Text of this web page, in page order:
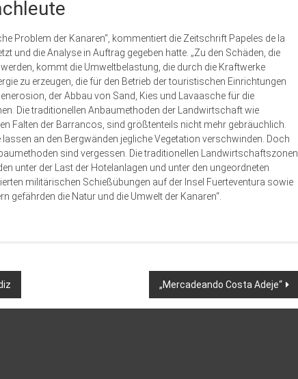
Problem der Kanaren“, kommentiert die Zeitschrift Papeles de la
und die Analyse in Auftrag gegeben hatte. „Zu den Schäden, die
kommt die Umweltbelastung, die durch die Kraftwerke
zu erzeugen, die für den Betrieb der touristischen Einrichtungen
der Abbau von Sand, Kies und Lavaasche für die
Die traditionellen Anbaumethoden der Landwirtschaft wie
Falten der Barrancos, sind größtenteils nicht mehr gebräuchlich.
an den Bergwänden jegliche Vegetation verschwinden. Doch
sind vergessen. Die traditionellen Landwirtschaftszonen
unter der Last der Hotelanlagen und unter den ungeordneten
militärischen Schießübungen auf der Insel Fuerteventura sowie
gefährden die Natur und die Umwelt der Kanaren“.
„Mercadeando Costa Adeje“